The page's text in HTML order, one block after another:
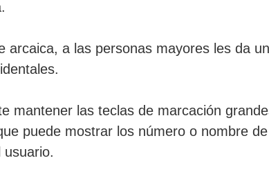
arcaica, a las personas mayores les da
mantener las teclas de marcación
puede mostrar los número o nombre
usuario.